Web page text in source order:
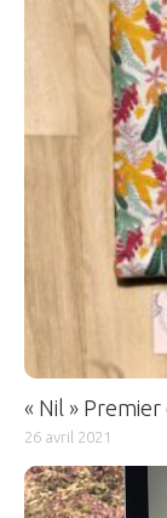
« Nil »
26 avril 2021